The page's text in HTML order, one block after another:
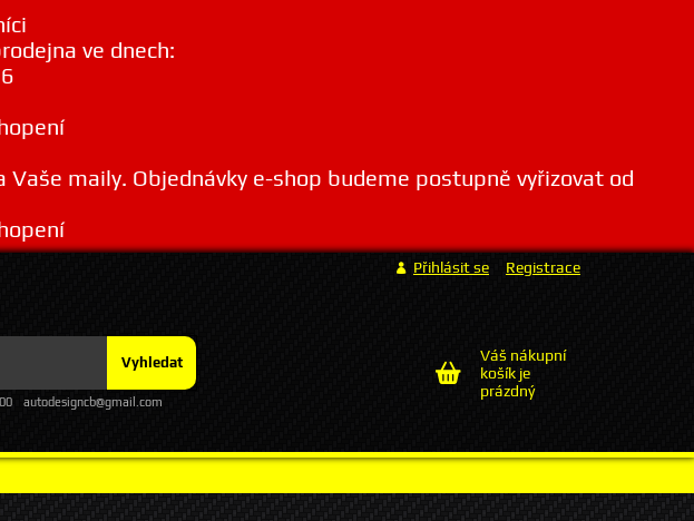
ve dnech:
maily. Objednávky e-shop budeme postupně vyřizovat od
Vyhledat
autodesigncb@gmail.com
Přihlásit se Registrace
Váš nákupní
košík je
prázdný